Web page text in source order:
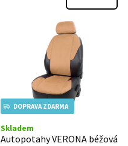
DOPRAVA ZDARMA
Skladem
Autopotahy VERONA béžová